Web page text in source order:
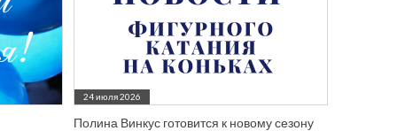
24 июля 2026
Полина Винкус готовится к новому сезону